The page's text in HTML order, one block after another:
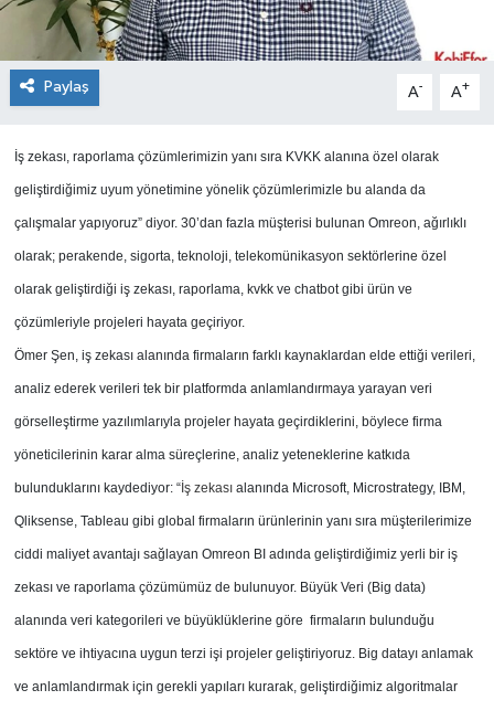
Paylaş A- A+
İş zekası, raporlama çözümlerimizin yanı sıra KVKK alanına özel olarak
geliştirdiğimiz uyum yönetimine yönelik çözümlerimizle bu alanda da
çalışmalar yapıyoruz” diyor. 30’dan fazla müşterisi bulunan Omreon, ağırlıklı
olarak; perakende, sigorta, teknoloji, telekomünikasyon sektörlerine özel
olarak geliştirdiği iş zekası, raporlama, kvkk ve chatbot gibi ürün ve
çözümleriyle projeleri hayata geçiriyor.
Ömer Şen, iş zekası alanında firmaların farklı kaynaklardan elde ettiği verileri,
analiz ederek verileri tek bir platformda anlamlandırmaya yarayan veri
görselleştirme yazılımlarıyla projeler hayata geçirdiklerini, böylece firma
yöneticilerinin karar alma süreçlerine, analiz yeteneklerine katkıda
bulunduklarını kaydediyor: “İş zekasıalanında Microsoft, Microstrategy, IBM,
Qliksense, Tableau gibi global firmaların ürünlerinin yanı sıra müşterilerimize
ciddi maliyet avantajı sağlayan Omreon BI adında geliştirdiğimiz yerli bir iş
zekası ve raporlama çözümümüz de bulunuyor. Büyük Veri (Big data)
alanında veri kategorileri ve büyüklüklerine göre firmaların bulunduğu
sektöre ve ihtiyacına uygun terzi işi projeler geliştiriyoruz. Big datayı anlamak
ve anlamlandırmak için gerekli yapıları kurarak, geliştirdiğimiz algoritmalar